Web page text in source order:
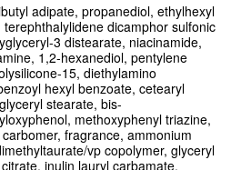
adipate, propanediol, ethylhexyl
terephthalylidene dicamphor sulfonic
3 distearate, niacinamide,
1,2-hexanediol, pentylene
15, diethylamino
hexyl benzoate, cetearyl
stearate, bis-
methoxyphenyl triazine,
fragrance, ammonium
vp copolymer, glyceryl
inulin lauryl carbamate,